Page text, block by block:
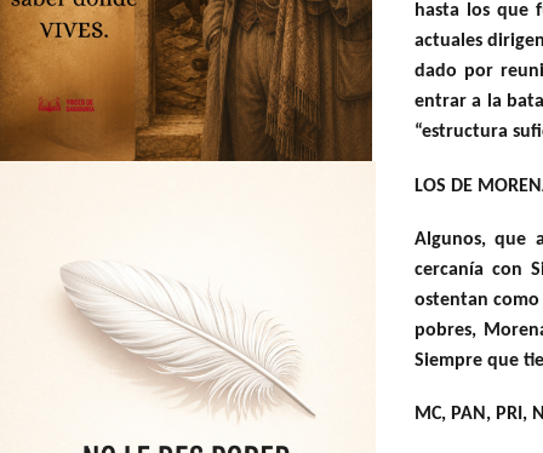
hasta los que
actuales
dado por
entrar a la
“estructura
LOS DE
Algunos, que
cercanía con
ostentan
pobres,
Siempre que
MC, PAN, PRI,